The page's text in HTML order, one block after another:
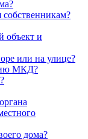
собственникам?
объект и
или на улице?
МКД?
дома?